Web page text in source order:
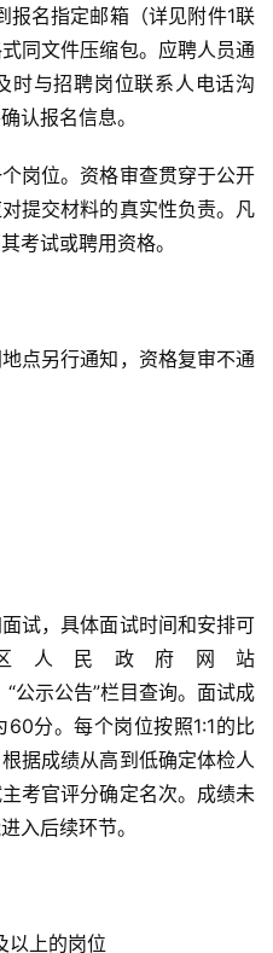
报名指定邮箱（详见附件1联
同文件压缩包。应聘人员通
时与招聘岗位联系人电话沟
认报名信息。
岗位。资格审查贯穿于公开
提交材料的真实性负责。凡
考试或聘用资格。
点另行通知，资格复审不通
试，具体面试时间和安排可
人民政府网站
公示公告”栏目查询。面试成
分。每个岗位按照1:1的比
据成绩从高到低确定体检人
考官评分确定名次。成绩未
入后续环节。
以上的岗位